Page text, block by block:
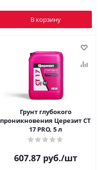
В корзину
Грунт глубокого
проникновения Церезит CT
17 PRO, 5 л
607.87руб./шт